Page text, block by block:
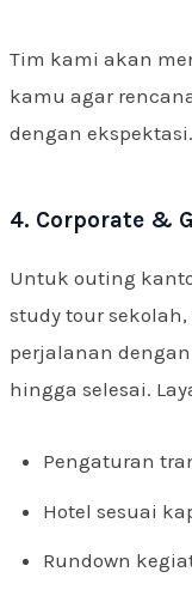
Tim kami akan
kamu agar
dengan ekspektasi.
4. Corporate &
Untuk outing
study tour
perjalanan
hingga selesai.
Pengaturan
Hotel sesuai
Rundown